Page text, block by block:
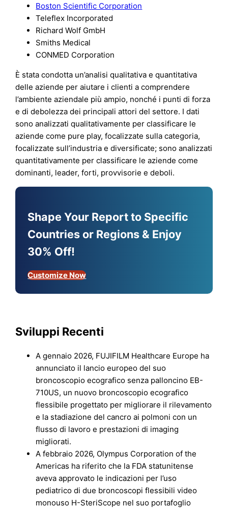
Boston Scientific Corporation
Teleflex Incorporated
Richard Wolf GmbH
Smiths Medical
CONMED Corporation
È stata condotta un’analisi qualitativa e quantitativa
delle aziende per aiutare i clienti a comprendere
l’ambiente aziendale più ampio, nonché i punti di forza
e di debolezza dei principali attori del settore. I dati
sono analizzati qualitativamente per classificare le
aziende come pure play, focalizzate sulla categoria,
focalizzate sull’industria e diversificate; sono analizzati
quantitativamente per classificare le aziende come
dominanti, leader, forti, provvisorie e deboli.
Shape Your Report to Specific
Countries or Regions & Enjoy
30% Off!
Customize Now
Sviluppi Recenti
A gennaio 2026, FUJIFILM Healthcare Europe ha
annunciato il lancio europeo del suo
broncoscopio ecografico senza palloncino EB-
710US, un nuovo broncoscopio ecografico
flessibile progettato per migliorare il rilevamento
e la stadiazione del cancro ai polmoni con un
flusso di lavoro e prestazioni di imaging
migliorati.
A febbraio 2026, Olympus Corporation of the
Americas ha riferito che la FDA statunitense
aveva approvato le indicazioni per l’uso
pediatrico di due broncoscopi flessibili video
monouso H-SteriScope nel suo portafoglio